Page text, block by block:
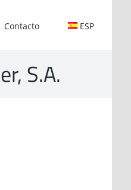
Contacto ESP
S.A.